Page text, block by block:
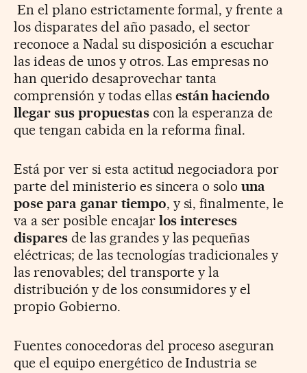
En el plano estrictamente formal, y frente a
los disparates del año pasado, el sector
reconoce a Nadal su disposición a escuchar
las ideas de unos y otros. Las empresas no
han querido desaprovechar tanta
comprensión y todas ellas están haciendo
llegar sus propuestascon la esperanza de
que tengan cabida en la reforma final.
Está por ver si esta actitud negociadora por
parte del ministerio es sincera o solouna
pose para ganar tiempo, y si, finalmente, le
va a ser posible encajar los intereses
disparesde las grandes y las pequeñas
eléctricas; de las tecnologías tradicionales y
las renovables; del transporte y la
distribución y de los consumidores y el
propio Gobierno.
Fuentes conocedoras del proceso aseguran
que el equipo energético de Industria se